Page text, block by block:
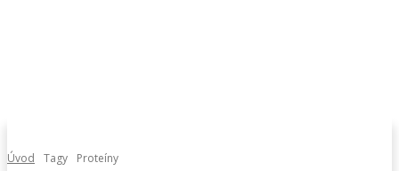
Úvod Tagy Proteíny